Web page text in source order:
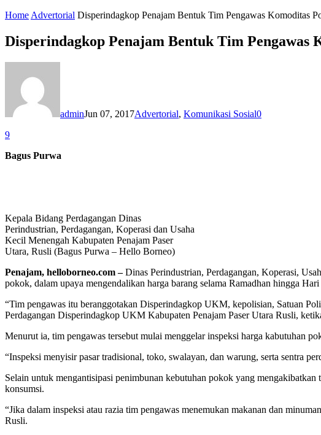
Home Advertorial Disperindagkop Penajam Bentuk Tim Pengawas Komoditas
Disperindagkop Penajam Bentuk Tim Pengawas
adminJun 07, 2017Advertorial, Komunikasi Sosial0
9
Bagus Purwa
Kepala Bidang Perdagangan Dinas
Perindustrian, Perdagangan, Koperasi dan Usaha
Kecil Menengah Kabupaten Penajam Paser
Utara, Rusli (Bagus Purwa – Hello Borneo)
Penajam, helloborneo.com –Dinas Perindustrian, Perdagangan, Koperasi,
pokok, dalam upaya mengendalikan harga barang selama Ramadhan hingga
“Tim pengawas itu beranggotakan Disperindagkop UKM, kepolisian, Satuan
Perdagangan Disperindagkop UKM Kabupaten Penajam Paser Utara Rusli,
Menurut ia, tim pengawas tersebut mulai menggelar inspeksi harga kabutuhan
“Inspeksi menyisir pasar tradisional, toko, swalayan, dan warung, serta sentra
Selain untuk mengantisipasi penimbunan kebutuhan pokok yang
konsumsi.
“Jika dalam inspeksi atau razia tim pengawas menemukan makanan dan
Rusli.